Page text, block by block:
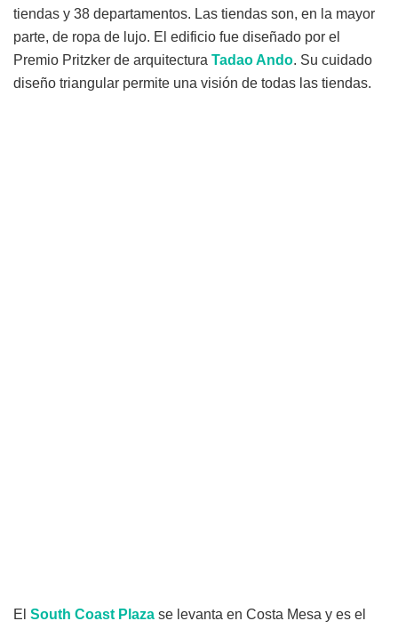
tiendas y 38 departamentos. Las tiendas son, en la mayor
parte, de ropa de lujo. El edificio fue diseñado por el
Premio Pritzker de arquitectura Tadao Ando. Su cuidado
diseño triangular permite una visión de todas las tiendas.
El South Coast Plaza se levanta en Costa Mesa y es el